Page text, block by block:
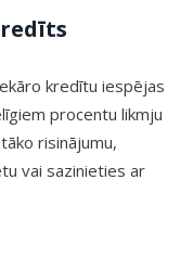
kredītu iespējas
procentu likmju
risinājumu,
vai sazinieties ar